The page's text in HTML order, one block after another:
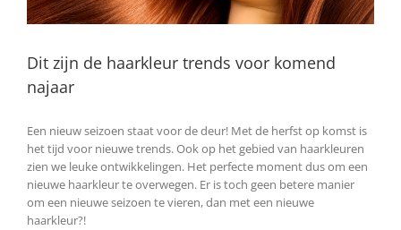
Dit zijn de haarkleur trends voor komend
najaar
Een nieuw seizoen staat voor de deur! Met de herfst op komst is
het tijd voor nieuwe trends. Ook op het gebied van haarkleuren
zien we leuke ontwikkelingen. Het perfecte moment dus om een
nieuwe haarkleur te overwegen. Er is toch geen betere manier
om een nieuwe seizoen te vieren, dan met een nieuwe
haarkleur?!